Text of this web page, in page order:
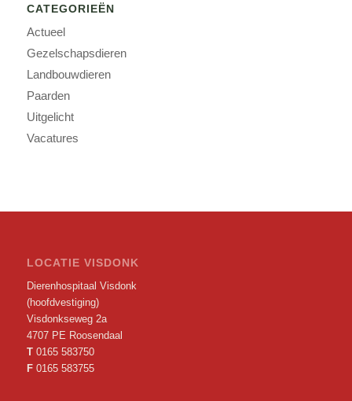
CATEGORIEËN
Actueel
Gezelschapsdieren
Landbouwdieren
Paarden
Uitgelicht
Vacatures
LOCATIE VISDONK
Dierenhospitaal Visdonk
(hoofdvestiging)
Visdonkseweg 2a
4707 PE Roosendaal
T 0165 583750
F 0165 583755